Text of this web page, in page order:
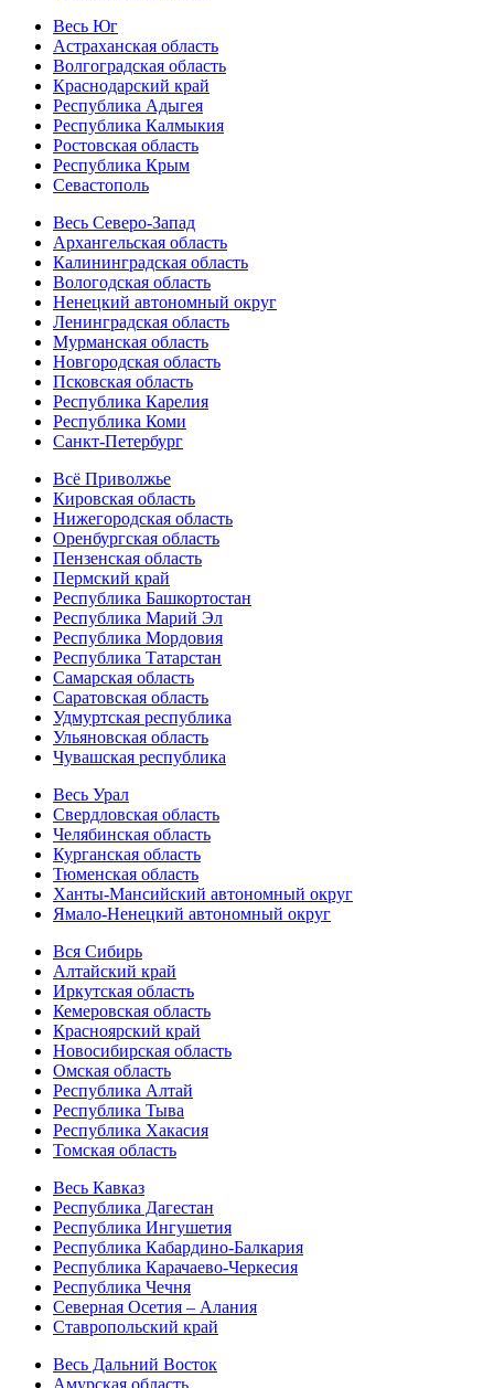
Весь Юг
Астраханская область
Волгоградская область
Краснодарский край
Республика Адыгея
Республика Калмыкия
Ростовская область
Республика Крым
Севастополь
Весь Северо-Запад
Архангельская область
Калининградская область
Вологодская область
Ненецкий автономный округ
Ленинградская область
Мурманская область
Новгородская область
Псковская область
Республика Карелия
Республика Коми
Санкт-Петербург
Всё Приволжье
Кировская область
Нижегородская область
Оренбургская область
Пензенская область
Пермский край
Республика Башкортостан
Республика Марий Эл
Республика Мордовия
Республика Татарстан
Самарская область
Саратовская область
Удмуртская республика
Ульяновская область
Чувашская республика
Весь Урал
Свердловская область
Челябинская область
Курганская область
Тюменская область
Ханты-Мансийский автономный округ
Ямало-Ненецкий автономный округ
Вся Сибирь
Алтайский край
Иркутская область
Кемеровская область
Красноярский край
Новосибирская область
Омская область
Республика Алтай
Республика Тыва
Республика Хакасия
Томская область
Весь Кавказ
Республика Дагестан
Республика Ингушетия
Республика Кабардино-Балкария
Республика Карачаево-Черкесия
Республика Чечня
Северная Осетия – Алания
Ставропольский край
Весь Дальний Восток
Амурская область